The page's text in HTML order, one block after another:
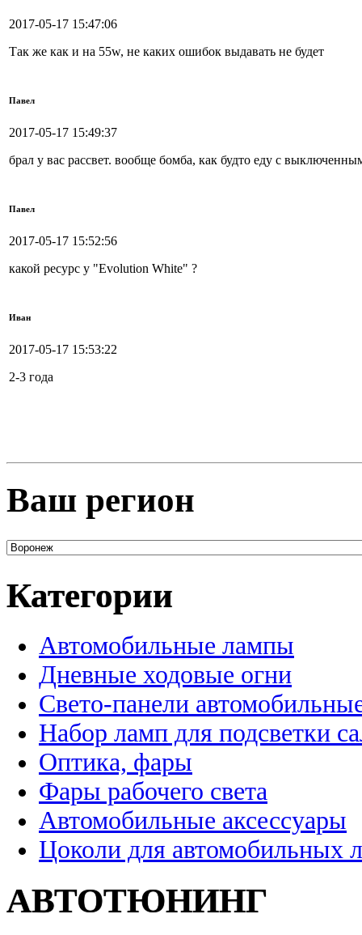
2017-05-17 15:47:06
Так же как и на 55w, не каких ошибок выдавать не будет
Павел
2017-05-17 15:49:37
брал у вас рассвет. вообще бомба, как будто еду с
Павел
2017-05-17 15:52:56
какой ресурс у "Evolution White" ?
Иван
2017-05-17 15:53:22
2-3 года
Ваш регион
Категории
Автомобильные лампы
Дневные ходовые огни
Свето-панели
Набор ламп для подсветки
Оптика, фары
Фары рабочего света
Автомобильные аксессуары
Цоколи для автомобильных
АВТОТЮНИНГ